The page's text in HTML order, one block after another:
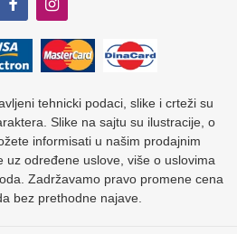
tehnicki podaci, slike i crteži su
Slike na sajtu su ilustracije, o
informisati u našim prodajnim
uz određene uslove, više o uslovima
Zadržavamo pravo promene cena
bez prethodne najave.